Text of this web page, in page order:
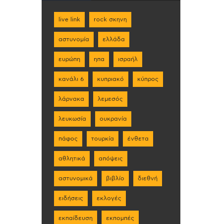
live link rock σκηνη
αστυνομία ελλάδα
ευρώπη ηπα ισραήλ
κανάλι 6 κυπριακό κύπρος
λάρνακα λεμεσός
λευκωσία ουκρανία
πάφος τουρκία ένθετα
αθλητικά απόψεις
αστυνομικά βιβλίο διεθνή
ειδήσεις εκλογές
εκπαίδευση εκπομπές